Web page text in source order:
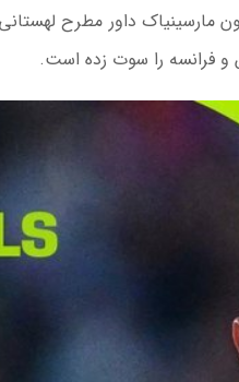
مارسینیاک داور مطرح